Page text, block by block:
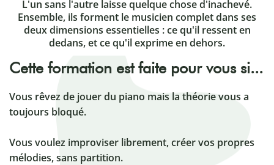
L'un sans l'autre laisse quelque chose d'inachevé.
Ensemble, ils forment le musicien complet dans ses
deux dimensions essentielles : ce qu'il ressent en
dedans, et ce qu'il exprime en dehors.
Cette formation est faite pour vous si...
Vous rêvez de jouer du piano mais la théorie vous a
toujours bloqué.
Vous voulez improviser librement, créer vos propres
mélodies, sans partition.